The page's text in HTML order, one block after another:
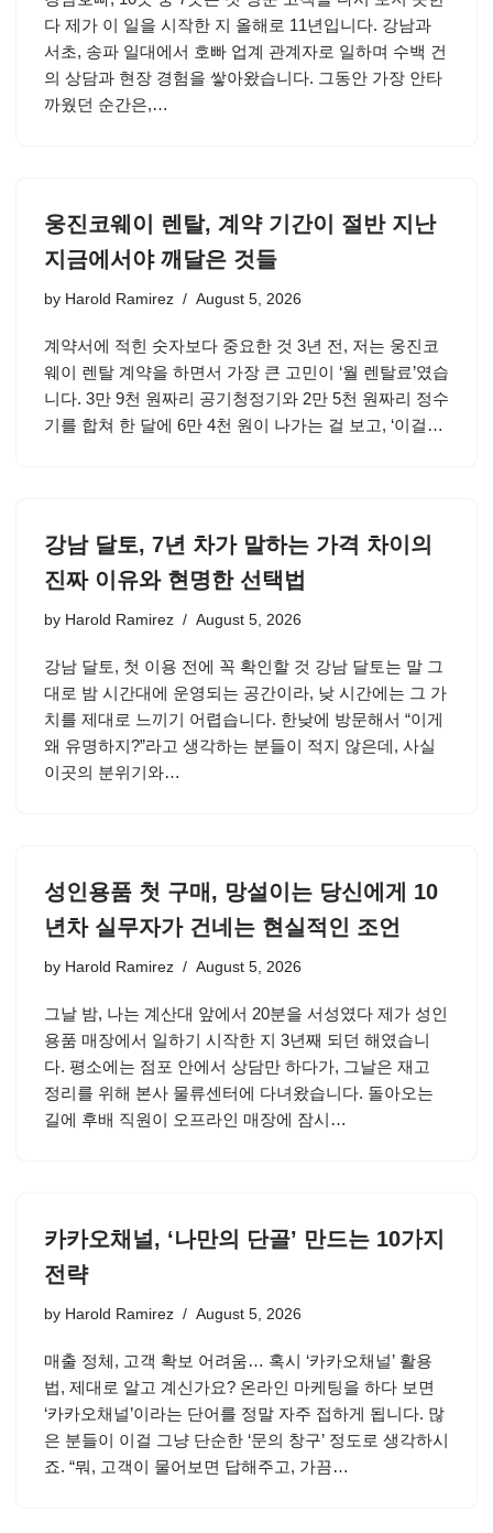
다 제가 이 일을 시작한 지 올해로 11년입니다. 강남과
서초, 송파 일대에서 호빠 업계 관계자로 일하며 수백 건
의 상담과 현장 경험을 쌓아왔습니다. 그동안 가장 안타
까웠던 순간은,…
웅진코웨이 렌탈, 계약 기간이 절반 지난
지금에서야 깨달은 것들
by Harold Ramirez August 5, 2026
계약서에 적힌 숫자보다 중요한 것 3년 전, 저는 웅진코
웨이 렌탈 계약을 하면서 가장 큰 고민이 ‘월 렌탈료’였습
니다. 3만 9천 원짜리 공기청정기와 2만 5천 원짜리 정수
기를 합쳐 한 달에 6만 4천 원이 나가는 걸 보고, ‘이걸…
강남 달토, 7년 차가 말하는 가격 차이의
진짜 이유와 현명한 선택법
by Harold Ramirez August 5, 2026
강남 달토, 첫 이용 전에 꼭 확인할 것 강남 달토는 말 그
대로 밤 시간대에 운영되는 공간이라, 낮 시간에는 그 가
치를 제대로 느끼기 어렵습니다. 한낮에 방문해서 “이게
왜 유명하지?”라고 생각하는 분들이 적지 않은데, 사실
이곳의 분위기와…
성인용품 첫 구매, 망설이는 당신에게 10
년차 실무자가 건네는 현실적인 조언
by Harold Ramirez August 5, 2026
그날 밤, 나는 계산대 앞에서 20분을 서성였다 제가 성인
용품 매장에서 일하기 시작한 지 3년째 되던 해였습니
다. 평소에는 점포 안에서 상담만 하다가, 그날은 재고
정리를 위해 본사 물류센터에 다녀왔습니다. 돌아오는
길에 후배 직원이 오프라인 매장에 잠시…
카카오채널, ‘나만의 단골’ 만드는 10가지
전략
by Harold Ramirez August 5, 2026
매출 정체, 고객 확보 어려움… 혹시 ‘카카오채널’ 활용
법, 제대로 알고 계신가요? 온라인 마케팅을 하다 보면
‘카카오채널’이라는 단어를 정말 자주 접하게 됩니다. 많
은 분들이 이걸 그냥 단순한 ‘문의 창구’ 정도로 생각하시
죠. “뭐, 고객이 물어보면 답해주고, 가끔…